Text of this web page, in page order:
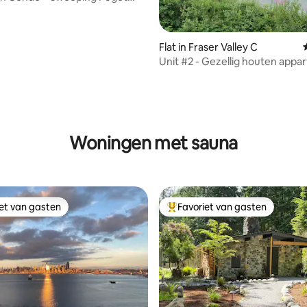
4,93 op 5, 193 recensies
Flat in Fraser Valley C
Unit #2 - Gezellig houten
Woningen met sauna
van gasten
van gasten Topfavoriet van gasten
Favoriet van gasten